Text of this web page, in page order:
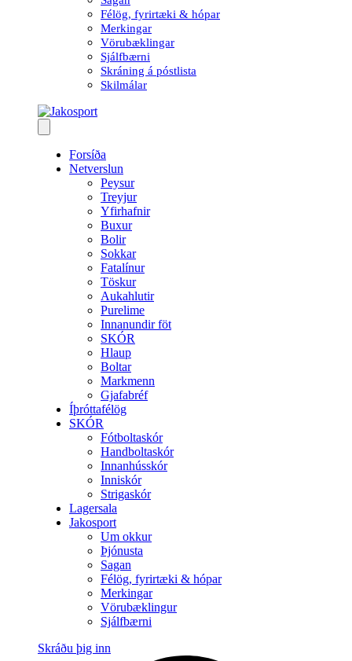
Félög, fyrirtæki & hópar
Merkingar
Vörubæklingar
Sjálfbærni
Skráning á póstlista
Skilmálar
Forsíða
Netverslun
Peysur
Treyjur
Yfirhafnir
Buxur
Bolir
Sokkar
Fatalínur
Töskur
Aukahlutir
Purelime
Innanundir föt
SKÓR
Hlaup
Boltar
Markmenn
Gjafabréf
Íþróttafélög
SKÓR
Fótboltaskór
Handboltaskór
Innanhússkór
Inniskór
Strigaskór
Lagersala
Jakosport
Um okkur
Þjónusta
Sagan
Félög, fyrirtæki & hópar
Merkingar
Vörubæklingur
Sjálfbærni
Skráðu þig inn